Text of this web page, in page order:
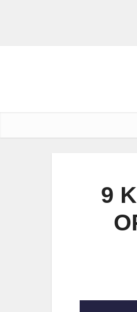
9